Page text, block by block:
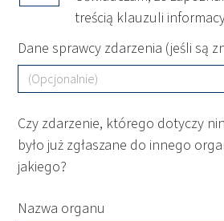
treścią klauzuli
Dane sprawcy zdarzenia (jeśli są
Czy zdarzenie, którego dotyczy
było już zgłaszane do innego
jakiego?
Nazwa organu